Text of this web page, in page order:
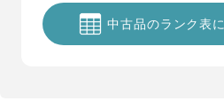
中古品のランク表